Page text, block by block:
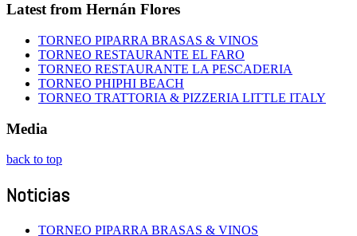
Latest from Hernán Flores
TORNEO PIPARRA BRASAS & VINOS
TORNEO RESTAURANTE EL FARO
TORNEO RESTAURANTE LA PESCADERIA
TORNEO PHIPHI BEACH
TORNEO TRATTORIA & PIZZERIA LITTLE ITALY
Media
back to top
Noticias
TORNEO PIPARRA BRASAS & VINOS